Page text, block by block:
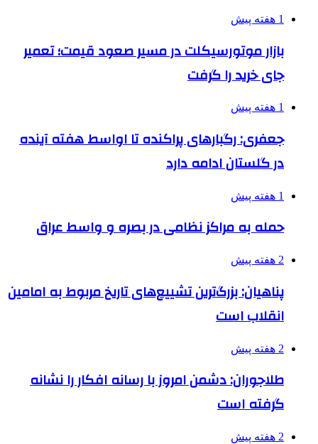
1 هفته پیش
بازار موتورسیکلت در مسیر صعود قیمت؛ تعمیر
جای خرید را گرفت
1 هفته پیش
جعفری: رگبارهای پراکنده تا اواسط هفته آینده
در گلستان ادامه دارد
1 هفته پیش
حمله به مراکز نظامی در بصره و واسط عراق
2 هفته پیش
پناهیان: بزرگ‌ترین تشییع‌های تاریخ مربوط به امامین
انقلاب است
2 هفته پیش
طلاجوران: دشمن امروز با رسانه افکار را نشانه
گرفته است
2 هفته پیش